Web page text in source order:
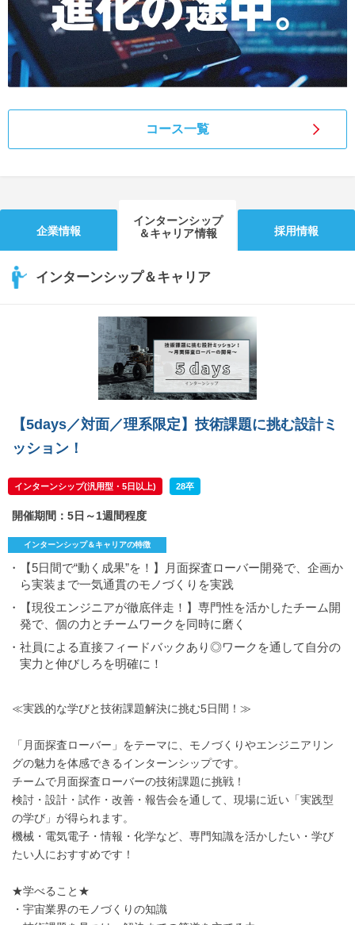
就活時事ニュースを更新 不明点があればこちら
コース一覧
企業情報
インターンシップ
＆キャリア情報
採用情報
インターンシップ＆キャリア
【5days／対面／理系限定】技術課題に挑む設計ミ
ッション！
インターンシップ(汎用型・5日以上) 28卒
開催期間：5日～1週間程度
インターンシップ＆キャリアの特徴
・【5日間で“動く成果”を！】月面探査ローバー開発で、企画か
ら実装まで一気通貫のモノづくりを実践
・【現役エンジニアが徹底伴走！】専門性を活かしたチーム開
発で、個の力とチームワークを同時に磨く
・社員による直接フィードバックあり◎ワークを通して自分の
実力と伸びしろを明確に！
≪実践的な学びと技術課題解決に挑む5日間！≫
「月面探査ローバー」をテーマに、モノづくりやエンジニアリン
グの魅力を体感できるインターンシップです。
チームで月面探査ローバーの技術課題に挑戦！
検討・設計・試作・改善・報告会を通して、現場に近い「実践型
の学び」が得られます。
機械・電気電子・情報・化学など、専門知識を活かしたい・学び
たい人におすすめです！
★学べること★
・宇宙業界のモノづくりの知識